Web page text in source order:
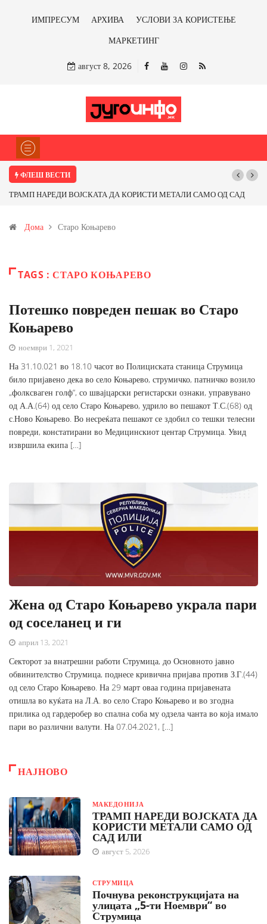
ИМПРЕСУМ АРХИВА
УСЛОВИ ЗА КОРИСТЕЊЕ
МАРКЕТИНГ
август 8, 2026
ФЛЕШ ВЕСТИ
ТРАМП НАРЕДИ ВОЈСКАТА ДА КОРИСТИ МЕТАЛИ САМО ОД САД
Иловица и со антимонот?
Дома Старо Коњарево
TAGS : СТАРО КОЊАРЕВО
Потешко повреден пешак во Старо
Коњарево
ноември 1, 2021
На 31.10.021 во 18.10 часот во Полициската станица Струмица
било пријавено дека во село Коњарево, струмичко, патничко возило
„фолксваген голф“, со швајцарски регистарски ознаки, управувано
од А.А.(64) од село Старо Коњарево, удрило во пешакот Т.С.(68) од
с.Ново Коњарево. Во несреќата пешакот се здобил со тешки телесни
повреди, констатирани во Медицинскиот центар Струмица. Увид
извршила екипа […]
Жена од Старо Коњарево украла пари
од соселанец и ги
април 13, 2021
Секторот за внатрешни работи Струмица, до Основното јавно
обвинителство Струмица, поднесе кривична пријава против З.Г.(44)
од село Старо Коњарево. На 29 март оваа година пријавената
отишла во куќата на Л.А. во село Старо Коњарево и во згодна
прилика од гардеробер во спална соба му одзела чанта во која имало
пари во различни валути. На 07.04.2021, […]
НАЈНОВО
МАКЕДОНИЈА
ТРАМП НАРЕДИ ВОЈСКАТА ДА
КОРИСТИ МЕТАЛИ САМО ОД
САД ИЛИ
август 5, 2026
СТРУМИЦА
Почнува реконструкцијата на
улицата „5-ти Ноември“ во
Струмица